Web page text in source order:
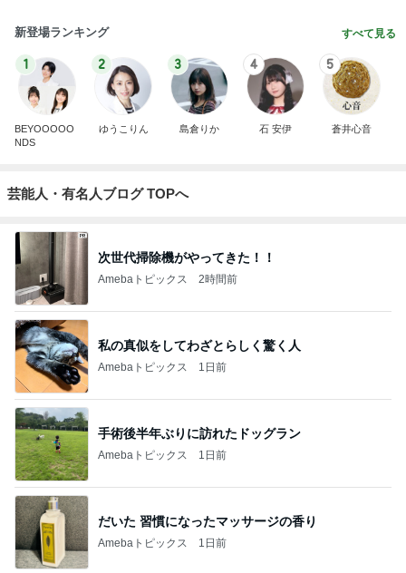
新登場ランキング すべて見る
1
BEYOOOOO
NDS
2
ゆうこりん
3
島倉りか
4
石 安伊
5
蒼井心音
芸能人・有名人ブログ TOPへ
次世代掃除機がやってきた！！
Amebaトピックス 2時間前
私の真似をしてわざとらしく驚く人
Amebaトピックス 1日前
手術後半年ぶりに訪れたドッグラン
Amebaトピックス 1日前
だいた 習慣になったマッサージの香り
Amebaトピックス 1日前